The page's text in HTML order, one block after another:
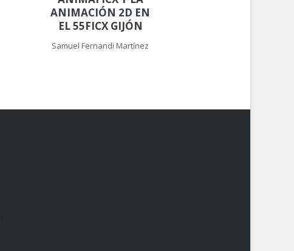
ANIMACIÓN 2D EN
EL 55FICX GIJÓN
Samuel Fernandi Martínez